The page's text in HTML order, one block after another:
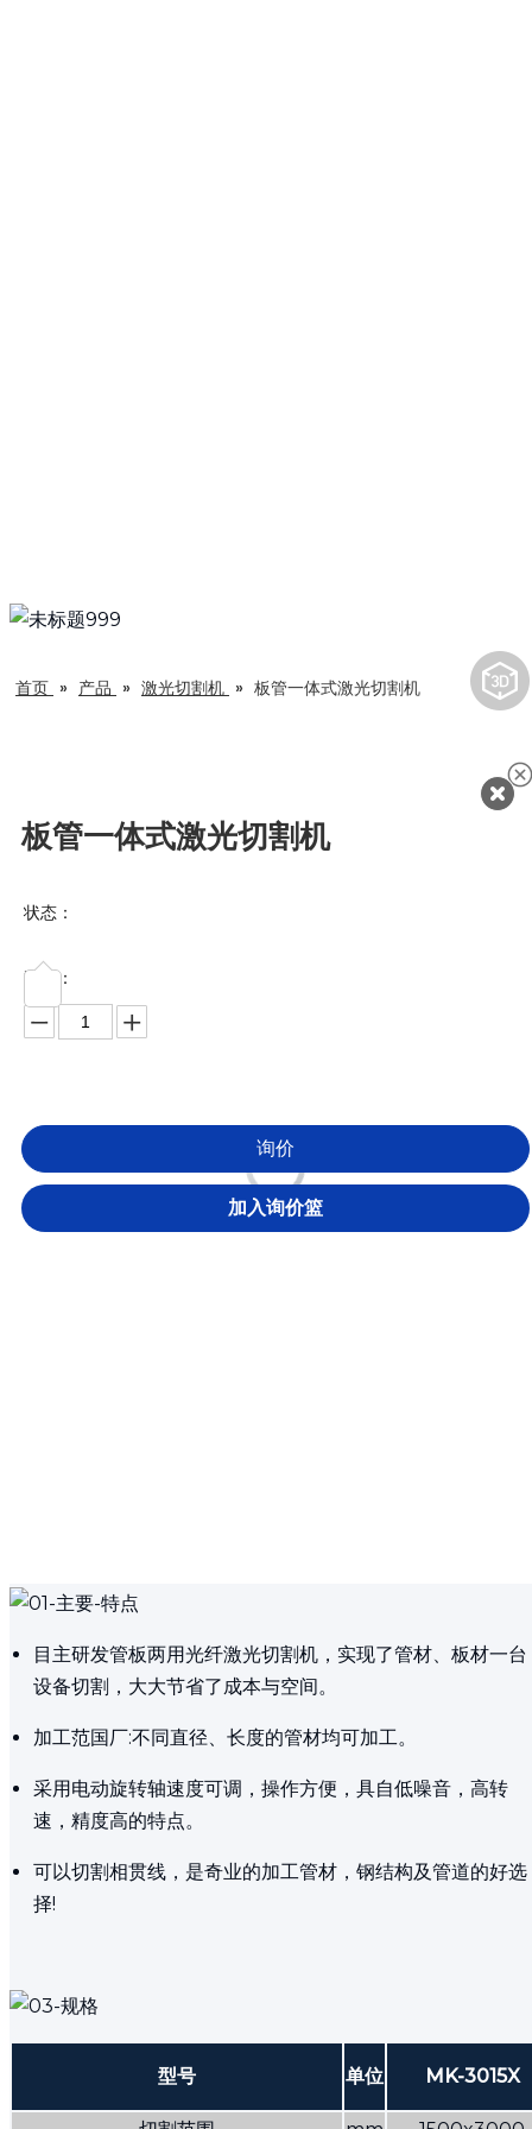
首页 » 产品 » 激光切割机 » 板管一体式激光切割机
loading
板管一体式激光切割机
状态：
数量：
询价
加入询价篮
目主研发管板两用光纤激光切割机，实现了管材、板材一台
设备切割，大大节省了成本与空间。
加工范国厂:不同直径、长度的管材均可加工。
采用电动旋转轴速度可调，操作方便，具自低噪音，高转
速，精度高的特点。
可以切割相贯线，是奇业的加工管材，钢结构及管道的好选
择!
型号 单位 MK-3015X